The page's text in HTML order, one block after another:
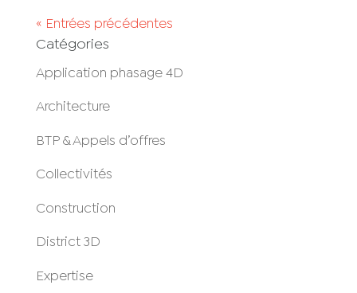
« Entrées précédentes
Catégories
Application phasage 4D
Architecture
BTP & Appels d’offres
Collectivités
Construction
District 3D
Expertise